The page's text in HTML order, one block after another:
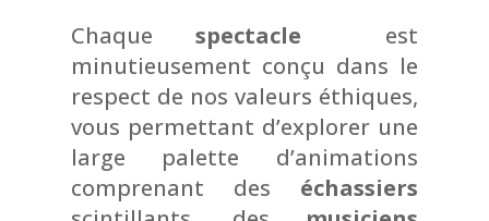
Chaque spectacle
est
minutieusement conçu dans le
respect de nos valeurs éthiques,
vous permettant d’explorer une
large palette d’animations
comprenant des échassiers